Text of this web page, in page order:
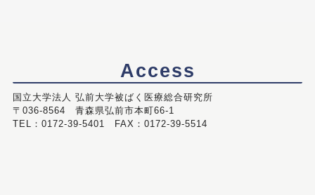
Access
国立大学法人 弘前大学被ばく医療総合研究所
〒036-8564 青森県弘前市本町66-1
TEL：0172-39-5401 FAX：0172-39-5514